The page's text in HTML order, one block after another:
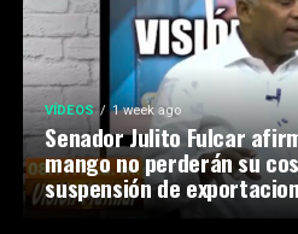
VÍDEOS 1 week ago
Senador Julito Fulcar
mango no perderán su
suspensión de